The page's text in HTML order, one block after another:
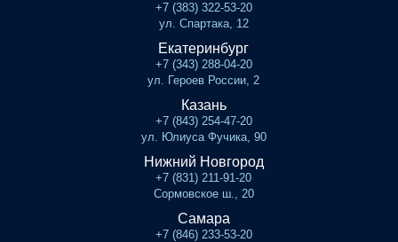
+7 (383) 322-53-20
ул. Спартака, 12
Екатеринбург
+7 (343) 288-04-20
ул. Героев России, 2
Казань
+7 (843) 254-47-20
ул. Юлиуса Фучика, 90
Нижний Новгород
+7 (831) 211-91-20
Сормовское ш., 20
Самара
+7 (846) 233-53-20